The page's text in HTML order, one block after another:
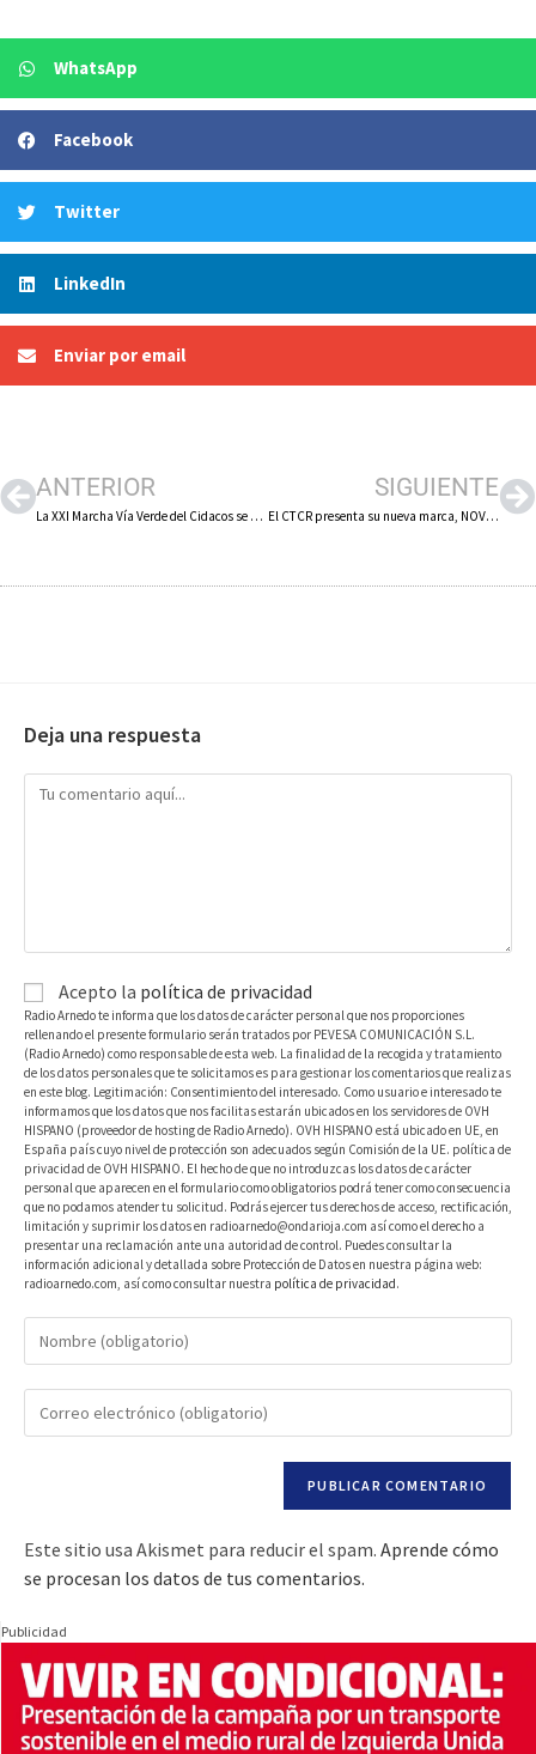
WhatsApp
Facebook
Twitter
LinkedIn
Enviar por email
ANTERIOR
La XXI Marcha Vía Verde del Cidacos se celebrará el sábado 10 de mayo, con salida este año desde Préjano
SIGUIENTE
El CTCR presenta su nueva marca, NOVEX, para seguir abriéndose a otros sectores con un alcance global
Deja una respuesta
Acepto la política de privacidad
Radio Arnedo te informa que los datos de carácter personal que nos proporciones
rellenando el presente formulario serán tratados por PEVESA COMUNICACIÓN S.L.
(Radio Arnedo) como responsable de esta web. La finalidad de la recogida y tratamiento
de los datos personales que te solicitamos es para gestionar los comentarios que realizas
en este blog. Legitimación: Consentimiento del interesado. Como usuario e interesado te
informamos que los datos que nos facilitas estarán ubicados en los servidores de OVH
HISPANO (proveedor de hosting de Radio Arnedo). OVH HISPANO está ubicado en UE, en
España país cuyo nivel de protección son adecuados según Comisión de la UE. política de
privacidad de OVH HISPANO. El hecho de que no introduzcas los datos de carácter
personal que aparecen en el formulario como obligatorios podrá tener como consecuencia
que no podamos atender tu solicitud. Podrás ejercer tus derechos de acceso, rectificación,
limitación y suprimir los datos en radioarnedo@ondarioja.com así como el derecho a
presentar una reclamación ante una autoridad de control. Puedes consultar la
información adicional y detallada sobre Protección de Datos en nuestra página web:
radioarnedo.com, así como consultar nuestra política de privacidad.
Este sitio usa Akismet para reducir el spam. Aprende cómo
se procesan los datos de tus comentarios.
Publicidad